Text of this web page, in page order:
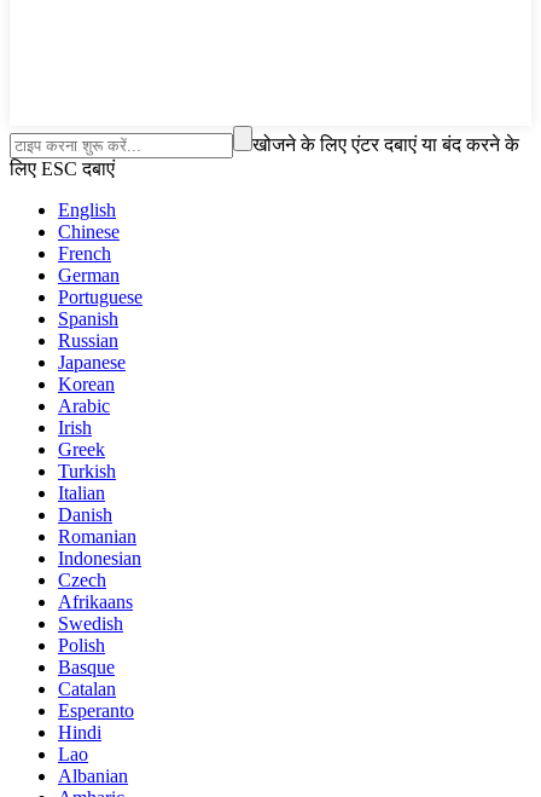
खोजने के लिए एंटर दबाएं या बंद करने के
लिए ESC दबाएं
English
Chinese
French
German
Portuguese
Spanish
Russian
Japanese
Korean
Arabic
Irish
Greek
Turkish
Italian
Danish
Romanian
Indonesian
Czech
Afrikaans
Swedish
Polish
Basque
Catalan
Esperanto
Hindi
Lao
Albanian